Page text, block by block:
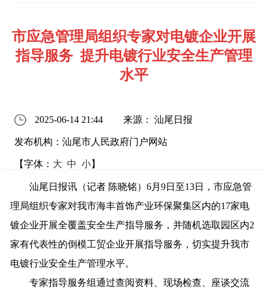
市应急管理局组织专家对电镀企业开展
指导服务 提升电镀行业安全生产管理
水平
2025-06-14 21:44 来源： 汕尾日报
发布机构：汕尾市人民政府门户网站
【字体： 大 中 小】
汕尾日报讯（记者 陈晓铭）6月9日至13日，市应急管
理局组织专家对我市海丰首饰产业环保聚集区内的17家电
镀企业开展全覆盖安全生产指导服务，并随机选取园区内2
家有代表性的倒模工贸企业开展指导服务，切实提升我市
电镀行业安全生产管理水平。
专家指导服务组通过查阅资料、现场检查、座谈交流